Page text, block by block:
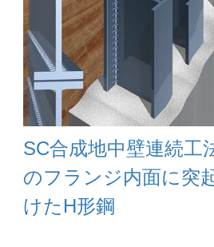
SC合成地中壁連続工
のフランジ内面に突
けたH形鋼